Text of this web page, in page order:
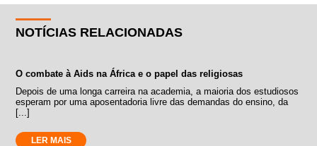
NOTÍCIAS RELACIONADAS
O combate à Aids na África e o papel das religiosas
Depois de uma longa carreira na academia, a maioria dos estudiosos
esperam por uma aposentadoria livre das demandas do ensino, da
[...]
LER MAIS